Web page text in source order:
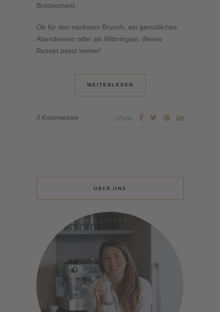
Brotmoment.
Ob für den nächsten Brunch, ein gemütliches
Abendessen oder als Mitbringsel, dieses
Rezept passt immer!
WEITERLESEN
0 Kommentare Share
ÜBER UNS